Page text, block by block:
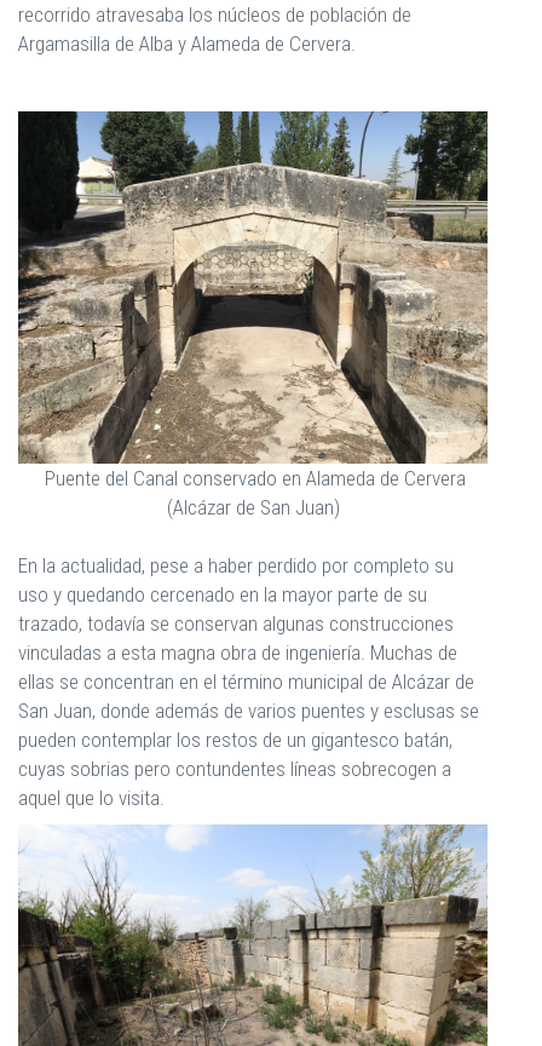
recorrido atravesaba los núcleos de población de
Argamasilla de Alba y Alameda de Cervera.
Puente del Canal conservado en Alameda de Cervera
(Alcázar de San Juan)
En la actualidad, pese a haber perdido por completo su
uso y quedando cercenado en la mayor parte de su
trazado, todavía se conservan algunas construcciones
vinculadas a esta magna obra de ingeniería. Muchas de
ellas se concentran en el término municipal de Alcázar de
San Juan, donde además de varios puentes y esclusas se
pueden contemplar los restos de un gigantesco batán,
cuyas sobrias pero contundentes líneas sobrecogen a
aquel que lo visita.